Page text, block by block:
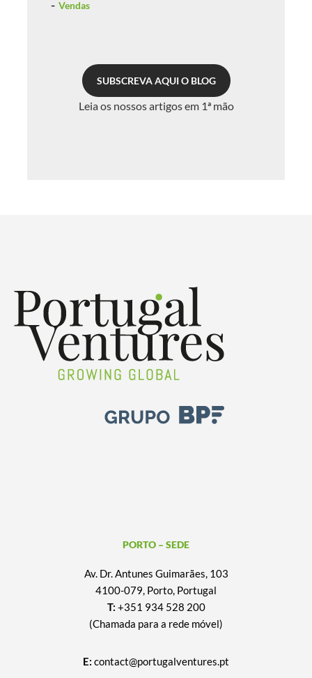
Vendas
SUBSCREVA AQUI O BLOG
Leia os nossos artigos em 1ª mão
PORTO – SEDE
Av. Dr. Antunes Guimarães, 103
4100-079, Porto, Portugal
T: +351 934 528 200
(Chamada para a rede móvel)
E: contact@portugalventures.pt